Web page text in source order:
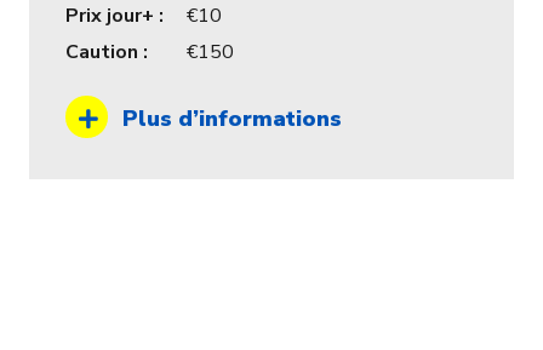
Prix jour+ :
10
Caution :
150
Plus d’informations